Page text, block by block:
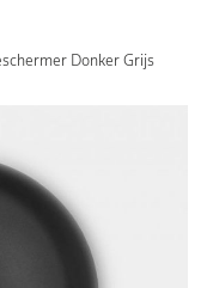
Donker Grijs